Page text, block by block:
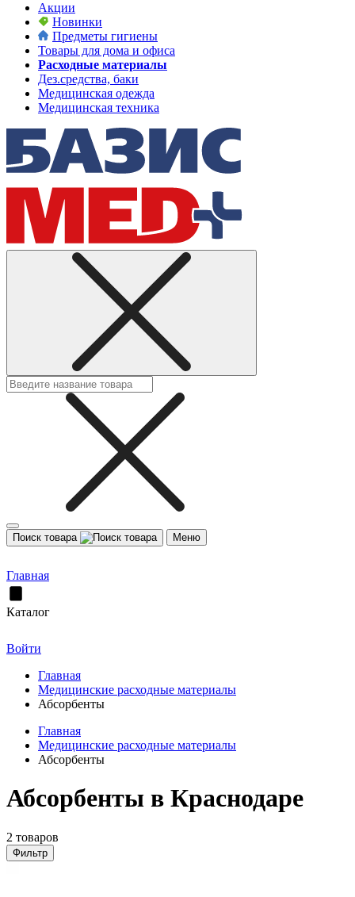
Акции
Новинки
Предметы гигиены
Товары для дома и офиса
Расходные материалы
Дез.средства, баки
Медицинская одежда
Медицинская техника
Поиск товара Меню
Главная
Каталог
Войти
Главная
Медицинские расходные материалы
Абсорбенты
Главная
Медицинские расходные материалы
Абсорбенты
Абсорбенты в Краснодаре
2 товаров
Фильтр